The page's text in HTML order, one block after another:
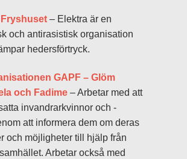
Fryshuset – Elektra är en
och antirasistisk organisation
hedersförtryck.
GAPF – Glöm
och Fadime – Arbetar med att
invandrarkvinnor och -
att informera dem om deras
och möjligheter till hjälp från
Arbetar också med